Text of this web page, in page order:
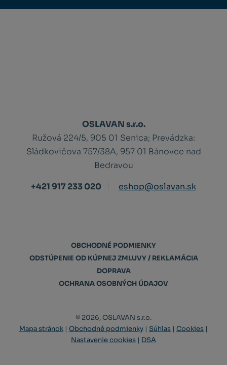
OSLAVAN s.r.o.
Ružová 224/5, 905 01 Senica; Prevádzka:
Sládkovičova 757/38A, 957 01 Bánovce nad
Bedravou
+421 917 233 020
eshop@oslavan.sk
OBCHODNÉ PODMIENKY
ODSTÚPENIE OD KÚPNEJ ZMLUVY / REKLAMÁCIA
DOPRAVA
OCHRANA OSOBNÝCH ÚDAJOV
© 2026, OSLAVAN s.r.o.
Mapa stránok | Obchodné podmienky | Súhlas | Cookies |
Nastavenie cookies | DSA